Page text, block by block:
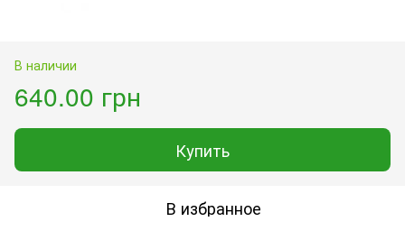
В наличии
640.00 грн
Купить
В избранное